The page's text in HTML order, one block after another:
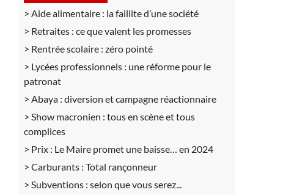
Aide alimentaire : la faillite d’une société
Retraites : ce que valent les promesses
Rentrée scolaire : zéro pointé
Lycées professionnels : une réforme pour le
patronat
Abaya : diversion et campagne réactionnaire
Show macronien : tous en scène et tous
complices
Prix : Le Maire promet une baisse… en 2024
Carburants : Total rançonneur
Subventions : selon que vous serez...